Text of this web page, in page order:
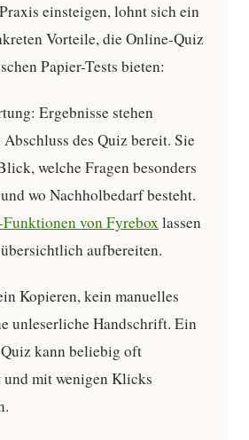
einsteigen, lohnt sich ein
Vorteile, die Online-Quiz
Papier-Tests bieten:
Ergebnisse stehen
des Quiz bereit. Sie
welche Fragen besonders
wo Nachholbedarf besteht.
von Fyrebox lassen
aufbereiten.
Kopieren, kein manuelles
unleserliche Handschrift. Ein
kann beliebig oft
und mit wenigen Klicks